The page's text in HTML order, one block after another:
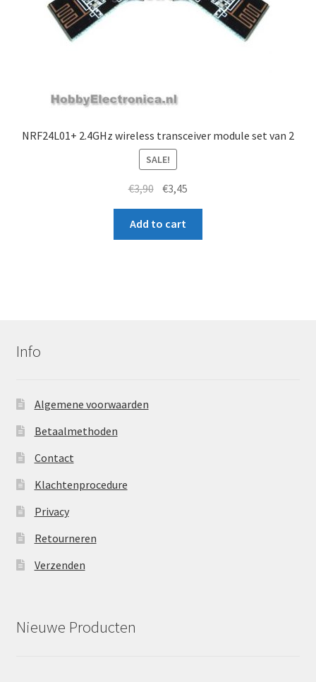
NRF24L01+ 2.4GHz wireless transceiver module set van 2
SALE!
€3,90 Original
was:
€3,90.
€3,45
€3,45.
Add to cart
Info
Algemene voorwaarden
Betaalmethoden
Contact
Klachtenprocedure
Privacy
Retourneren
Verzenden
Nieuwe Producten